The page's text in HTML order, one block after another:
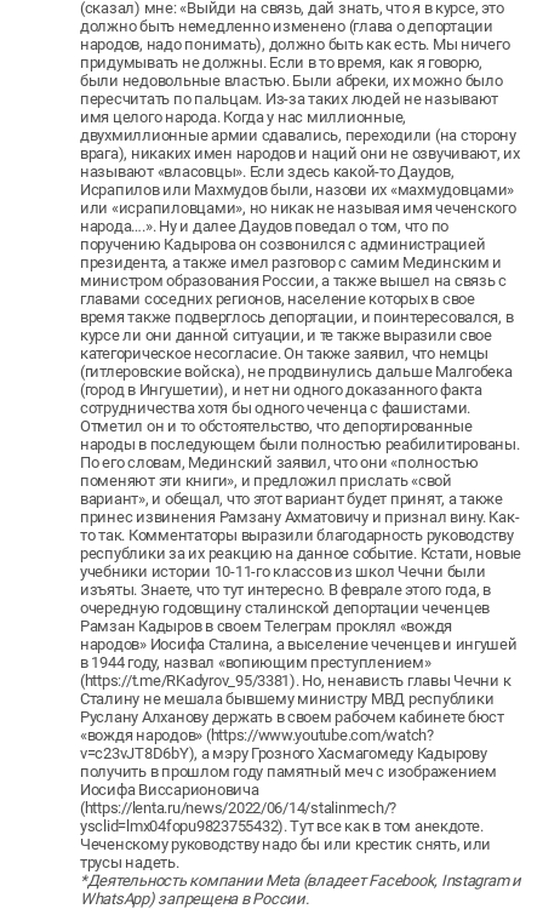
(сказал) мне: «Выйди на связь, дай знать, что я в курсе, это
должно быть немедленно изменено (глава о депортации
народов, надо понимать), должно быть как есть. Мы ничего
придумывать не должны. Если в то время, как я говорю,
были недовольные властью. Были абреки, их можно было
пересчитать по пальцам. Из-за таких людей не называют
имя целого народа. Когда у нас миллионные,
двухмиллионные армии сдавались, переходили (на сторону
врага), никаких имен народов и наций они не озвучивают, их
называют «власовцы». Если здесь какой-то Даудов,
Исрапилов или Махмудов были, назови их «махмудовцами»
или «исрапиловцами», но никак не называя имя чеченского
народа….». Ну и далее Даудов поведал о том, что по
поручению Кадырова он созвонился с администрацией
президента, а также имел разговор с самим Мединским и
министром образования России, а также вышел на связь с
главами соседних регионов, население которых в свое
время также подверглось депортации, и поинтересовался, в
курсе ли они данной ситуации, и те также выразили свое
категорическое несогласие. Он также заявил, что немцы
(гитлеровские войска), не продвинулись дальше Малгобека
(город в Ингушетии), и нет ни одного доказанного факта
сотрудничества хотя бы одного чеченца с фашистами.
Отметил он и то обстоятельство, что депортированные
народы в последующем были полностью реабилитированы.
По его словам, Мединский заявил, что они «полностью
поменяют эти книги», и предложил прислать «свой
вариант», и обещал, что этот вариант будет принят, а также
принес извинения Рамзану Ахматовичу и признал вину. Как-
то так. Комментаторы выразили благодарность руководству
республики за их реакцию на данное событие. Кстати, новые
учебники истории 10-11-го классов из школ Чечни были
изъяты. Знаете, что тут интересно. В феврале этого года, в
очередную годовщину сталинской депортации чеченцев
Рамзан Кадыров в своем Телеграм проклял «вождя
народов» Иосифа Сталина, а выселение чеченцев и ингушей
в 1944 году, назвал «вопиющим преступлением»
(https://t.me/RKadyrov_95/3381). Но, ненависть главы Чечни к
Сталину не мешала бывшему министру МВД республики
Руслану Алханову держать в своем рабочем кабинете бюст
«вождя народов» (https://www.youtube.com/watch?
v=c23vJT8D6bY), а мэру Грозного Хасмагомеду Кадырову
получить в прошлом году памятный меч с изображением
Иосифа Виссарионовича
(https://lenta.ru/news/2022/06/14/stalinmech/?
ysclid=lmx04fopu9823755432). Тут все как в том анекдоте.
Чеченскому руководству надо бы или крестик снять, или
трусы надеть.
*Деятельность компании Meta (владеет Facebook, Instagram и
WhatsApp) запрещена в России.